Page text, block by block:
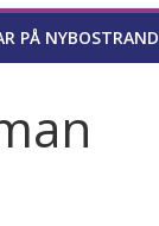
PÅ NYBOSTRAND